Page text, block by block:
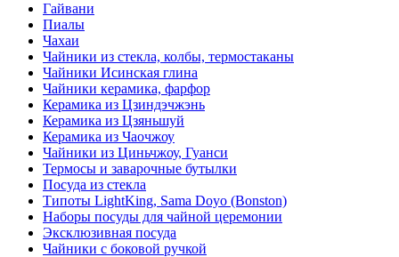
Гайвани
Пиалы
Чахаи
Чайники из стекла, колбы, термостаканы
Чайники Исинская глина
Чайники керамика, фарфор
Керамика из Цзиндэчжэнь
Керамика из Цзяньшуй
Керамика из Чаочжоу
Чайники из Циньчжоу, Гуанси
Термосы и заварочные бутылки
Посуда из стекла
Типоты LightKing, Sama Doyo (Bonston)
Наборы посуды для чайной церемонии
Эксклюзивная посуда
Чайники с боковой ручкой